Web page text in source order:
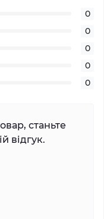
0
0
0
0
0
станьте
відгук.